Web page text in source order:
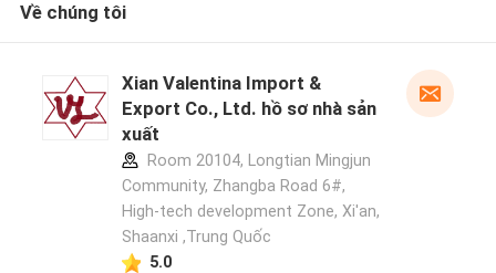
Về chúng tôi
Xian Valentina Import &
Export Co., Ltd. hồ sơ nhà sản
xuất
Room 20104, Longtian Mingjun
Community, Zhangba Road 6#,
High-tech development Zone, Xi'an,
Shaanxi ,Trung Quốc
5.0